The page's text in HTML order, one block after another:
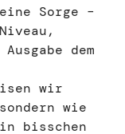
Sorge –
dem
wir
wie
bisschen